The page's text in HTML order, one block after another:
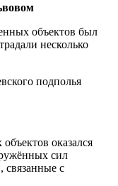
объектов был
несколько
подполья
оказался
сил
с